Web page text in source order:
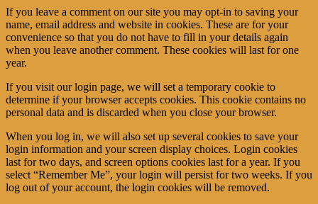
If you leave a comment on our site you may opt-in to saving your
name, email address and website in cookies. These are for your
convenience so that you do not have to fill in your details again
when you leave another comment. These cookies will last for one
year.
If you visit our login page, we will set a temporary cookie to
determine if your browser accepts cookies. This cookie contains no
personal data and is discarded when you close your browser.
When you log in, we will also set up several cookies to save your
login information and your screen display choices. Login cookies
last for two days, and screen options cookies last for a year. If you
select “Remember Me”, your login will persist for two weeks. If you
log out of your account, the login cookies will be removed.